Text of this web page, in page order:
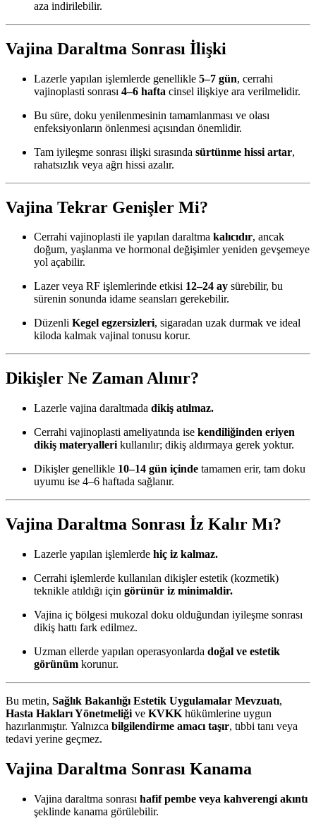
aza indirilebilir.
Vajina Daraltma Sonrası İlişki
Lazerle yapılan işlemlerde genellikle 5–7 gün, cerrahi
vajinoplasti sonrası 4–6 hafta cinsel ilişkiye ara verilmelidir.
Bu süre, doku yenilenmesinin tamamlanması ve olası
enfeksiyonların önlenmesi açısından önemlidir.
Tam iyileşme sonrası ilişki sırasında sürtünme hissi artar,
rahatsızlık veya ağrı hissi azalır.
Vajina Tekrar Genişler Mi?
Cerrahi vajinoplasti ile yapılan daraltma kalıcıdır, ancak
doğum, yaşlanma ve hormonal değişimler yeniden gevşemeye
yol açabilir.
Lazer veya RF işlemlerinde etkisi 12–24 ay sürebilir, bu
sürenin sonunda idame seansları gerekebilir.
Düzenli Kegel egzersizleri, sigaradan uzak durmak ve ideal
kiloda kalmak vajinal tonusu korur.
Dikişler Ne Zaman Alınır?
Lazerle vajina daraltmada dikiş atılmaz.
Cerrahi vajinoplasti ameliyatında ise kendiliğinden eriyen
dikiş materyalleri kullanılır; dikiş aldırmaya gerek yoktur.
Dikişler genellikle 10–14 gün içinde tamamen erir, tam doku
uyumu ise 4–6 haftada sağlanır.
Vajina Daraltma Sonrası İz Kalır Mı?
Lazerle yapılan işlemlerde hiç iz kalmaz.
Cerrahi işlemlerde kullanılan dikişler estetik (kozmetik)
teknikle atıldığı için görünür iz minimaldir.
Vajina iç bölgesi mukozal doku olduğundan iyileşme sonrası
dikiş hattı fark edilmez.
Uzman ellerde yapılan operasyonlarda doğal ve estetik
görünüm korunur.
Bu metin, Sağlık Bakanlığı Estetik Uygulamalar Mevzuatı,
Hasta Hakları Yönetmeliği ve KVKK hükümlerine uygun
hazırlanmıştır. Yalnızca bilgilendirme amacı taşır, tıbbi tanı veya
tedavi yerine geçmez.
Vajina Daraltma Sonrası Kanama
Vajina daraltma sonrası hafif pembe veya kahverengi akıntı
şeklinde kanama görülebilir.